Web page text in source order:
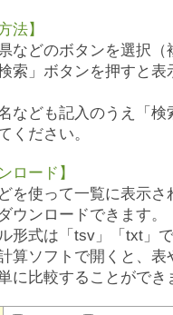
法】
などのボタンを選択（
索」ボタンを押すと表
なども記入のうえ「検
ください。
ロード】
を使って一覧に表示さ
ウンロードできます。
形式は「tsv」「txt」
算ソフトで開くと、表
に比較することができ